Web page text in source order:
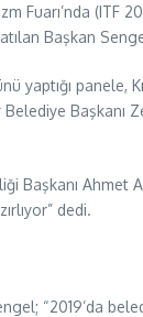
Başkan
yaptığı
Başkanı
Başkanı
dedi.
“2019’da